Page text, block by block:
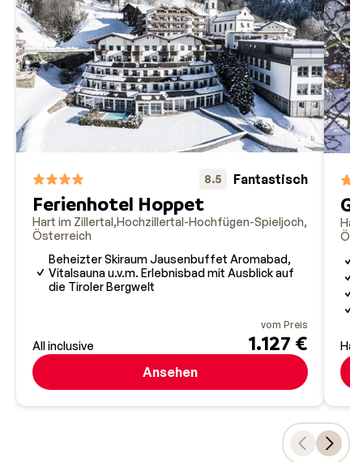
8.5 Fantastisch
Ferienhotel Hoppet
Hart im Zillertal Hochzillertal-Hochfügen-Spieljoch
Österreich
Beheizter Skiraum Jausenbuffet Aromabad,
Vitalsauna u.v.m. Erlebnisbad mit Ausblick auf
die Tiroler Bergwelt
All inclusive
vom Preis
1.127 €
Ansehen